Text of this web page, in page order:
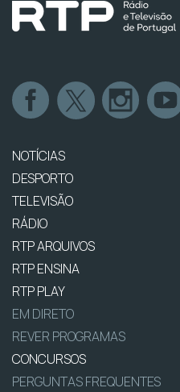
NOTÍCIAS
DESPORTO
TELEVISÃO
RÁDIO
RTP ARQUIVOS
RTP ENSINA
RTP PLAY
EM DIRETO
REVER PROGRAMAS
CONCURSOS
PERGUNTAS FREQUENTES